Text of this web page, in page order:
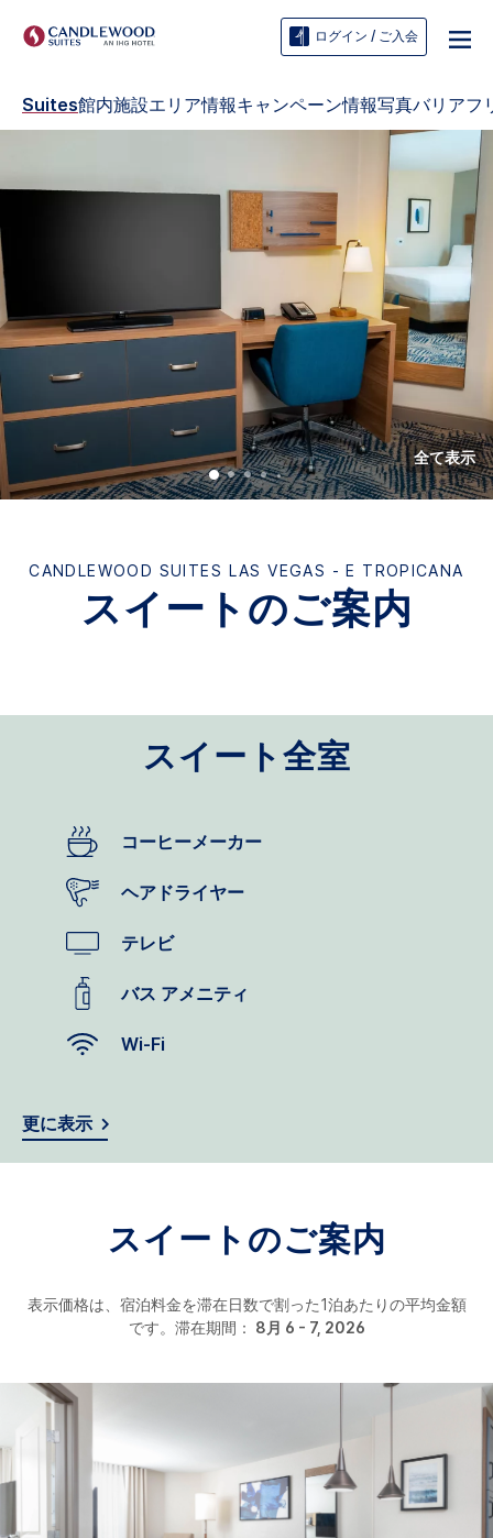
ログイン / ご入会
Suites館内施設エリア情報キャンペーン情報写真バリアフ
全て表示
CANDLEWOOD SUITES LAS VEGAS - E TROPICANA
スイートのご案内
スイート全室
コーヒーメーカー
ヘアドライヤー
テレビ
バス アメニティ
Wi-Fi
更に表示
スイートのご案内
表示価格は、宿泊料金を滞在日数で割った1泊あたりの平均金額
です。滞在期間： 8月 6 - 7, 2026